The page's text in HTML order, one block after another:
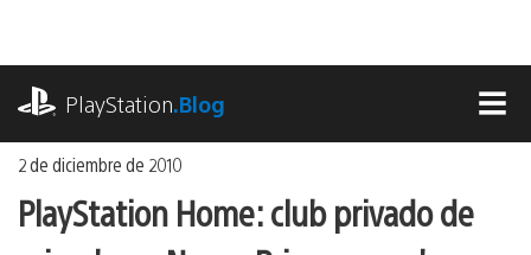
contenido
PlayStation.Blog
2 de diciembre de 2010
PlayStation Home: club privado de